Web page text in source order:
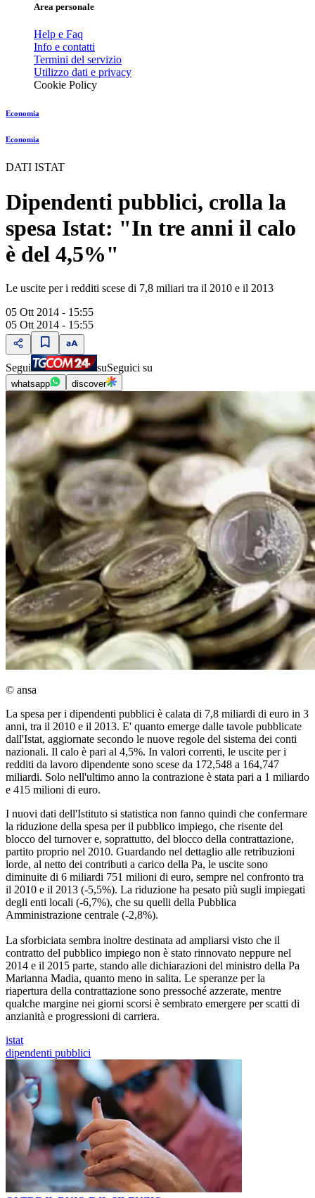
Area personale
Help e Faq
Info e contatti
Termini del servizio
Utilizzo dati e privacy
Cookie Policy
Economia
Economia
DATI ISTAT
Dipendenti pubblici, crolla la
spesa Istat: "In tre anni il calo
è del 4,5%"
Le uscite per i redditi scese di 7,8 miliari tra il 2010 e il 2013
05 Ott 2014 - 15:55
05 Ott 2014 - 15:55
Segui suSeguici su
whatsapp discover
© ansa
La spesa per i dipendenti pubblici è calata di 7,8 miliardi di euro in 3
anni, tra il 2010 e il 2013. E' quanto emerge dalle tavole pubblicate
dall'Istat, aggiornate secondo le nuove regole del sistema dei conti
nazionali. Il calo è pari al 4,5%. In valori correnti, le uscite per i
redditi da lavoro dipendente sono scese da 172,548 a 164,747
miliardi. Solo nell'ultimo anno la contrazione è stata pari a 1 miliardo
e 415 milioni di euro.
I nuovi dati dell'Istituto si statistica non fanno quindi che confermare
la riduzione della spesa per il pubblico impiego, che risente del
blocco del turnover e, soprattutto, del blocco della contrattazione,
partito proprio nel 2010. Guardando nel dettaglio alle retribuzioni
lorde, al netto dei contributi a carico della Pa, le uscite sono
diminuite di 6 miliardi 751 milioni di euro, sempre nel confronto tra
il 2010 e il 2013 (-5,5%). La riduzione ha pesato più sugli impiegati
degli enti locali (-6,7%), che su quelli della Pubblica
Amministrazione centrale (-2,8%).
La sforbiciata sembra inoltre destinata ad ampliarsi visto che il
contratto del pubblico impiego non è stato rinnovato neppure nel
2014 e il 2015 parte, stando alle dichiarazioni del ministro della Pa
Marianna Madia, quanto meno in salita. Le speranze per la
riapertura della contrattazione sono pressoché azzerate, mentre
qualche margine nei giorni scorsi è sembrato emergere per scatti di
anzianità e progressioni di carriera.
istat
dipendenti pubblici